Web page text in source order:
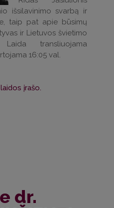
išsilavinimo svarbą ir
taip pat apie būsimų
ir Lietuvos švietimo
transliuojama
16:05 val.
įrašo.
dr.